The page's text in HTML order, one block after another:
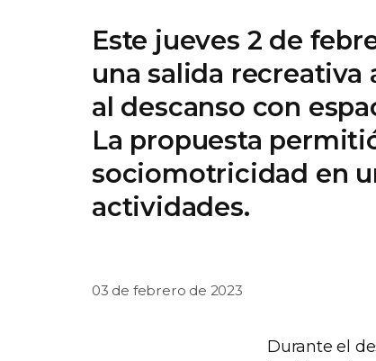
Este jueves 2 de
una salida recreativa
al descanso con
La propuesta
sociomotricidad en
actividades.
03 de febrero de 2023
Durante el